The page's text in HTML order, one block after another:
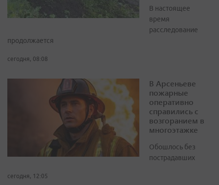
В настоящее
время
расследование
продолжается
сегодня, 08:08
В Арсеньеве
пожарные
оперативно
справились с
возгоранием в
многоэтажке
Обошлось без
пострадавших
сегодня, 12:05